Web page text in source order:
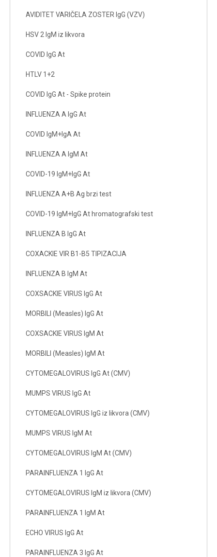
AVIDITET VARIČELA ZOSTER IgG (VZV)
HSV 2 IgM iz likvora
COVID IgG At
HTLV 1+2
COVID IgG At - Spike protein
INFLUENZA A IgG At
COVID IgM+IgA At
INFLUENZA A IgM At
COVID-19 IgM+IgG At
INFLUENZA A+B Ag brzi test
COVID-19 IgM+IgG At hromatografski test
INFLUENZA B IgG At
COXACKIE VIR B1-B5 TIPIZACIJA
INFLUENZA B IgM At
COXSACKIE VIRUS IgG At
MORBILI (Measles) IgG At
COXSACKIE VIRUS IgM At
MORBILI (Measles) IgM At
CYTOMEGALOVIRUS IgG At (CMV)
MUMPS VIRUS IgG At
CYTOMEGALOVIRUS IgG iz likvora (CMV)
MUMPS VIRUS IgM At
CYTOMEGALOVIRUS IgM At (CMV)
PARAINFLUENZA 1 IgG At
CYTOMEGALOVIRUS IgM iz likvora (CMV)
PARAINFLUENZA 1 IgM At
ECHO VIRUS IgG At
PARAINFLUENZA 3 IgG At